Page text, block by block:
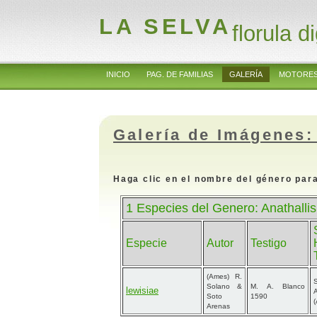
LA SELVAflorula
INICIO PAG. DE FAMILIAS GALERÍA
Galería de
Haga clic en el nombre del género
1 Especies del Genero:
Especie Autor Testigo
lewisiae
(Ames) R.
Solano &
Soto
Arenas
M. A. Blanco
1590